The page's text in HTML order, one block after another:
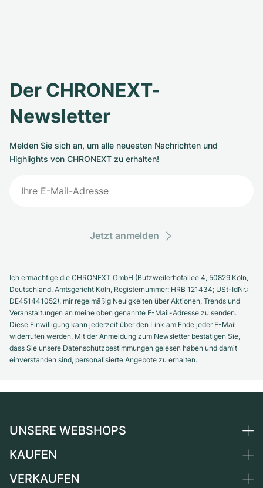
Der CHRONEXT-
Newsletter
Melden Sie sich an, um alle neuesten Nachrichten und
Highlights von CHRONEXT zu erhalten!
Jetzt anmelden
Ich ermächtige die CHRONEXT GmbH (Butzweilerhofallee 4, 50829 Köln,
Deutschland. Amtsgericht Köln, Registernummer: HRB 121434; USt-IdNr.:
DE451441052), mir regelmäßig Neuigkeiten über Aktionen, Trends und
Veranstaltungen an meine oben genannte E-Mail-Adresse zu senden.
Diese Einwilligung kann jederzeit über den Link am Ende jeder E-Mail
widerrufen werden. Mit der Anmeldung zum Newsletter bestätigen Sie,
dass Sie unsere Datenschutzbestimmungen gelesen haben und damit
einverstanden sind, personalisierte Angebote zu erhalten.
UNSERE WEBSHOPS
Deutschland
KAUFEN
Alle Luxusuhren
VERKAUFEN